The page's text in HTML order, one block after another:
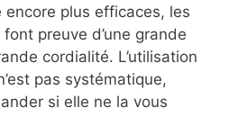
encore plus efficaces, les
preuve d’une grande
cordialité. L’utilisation
pas systématique,
si elle ne la vous